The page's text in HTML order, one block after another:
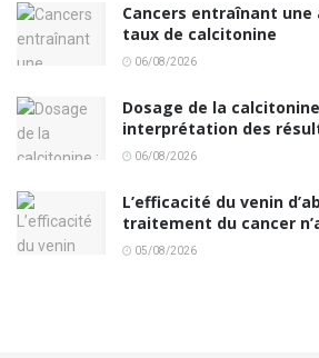
Cancers entraînant
taux de calcitonine
06/08/2026
Dosage de la
interprétation des
06/08/2026
L’efficacité du venin
traitement du cancer
05/08/2026